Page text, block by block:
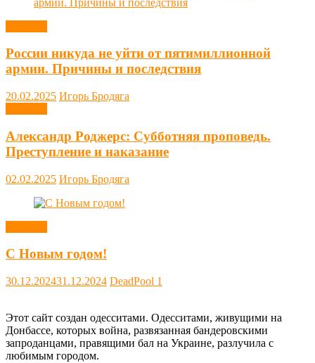
России никуда не уйти от пятимиллионной
армии. Причины и последствия
20.02.2025 Игорь Бродяга
Александр Роджерс: Субботняя проповедь.
Преступление и наказание
02.02.2025 Игорь Бродяга
С Новым годом!
30.12.202431.12.2024 DeadPool 1
Этот сайт создан одесситами. Одесситами, живущими на
Донбассе, которых война, развязанная бандеровскими
запроданцами, правящими бал на Украине, разлучила с
любимым городом.